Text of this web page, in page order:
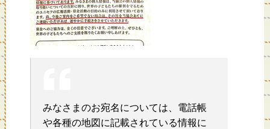
みなさまのお宛名については、電話帳
や各種の地図に記載されている情報に